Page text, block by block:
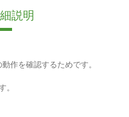
説明
作を確認するためです。
。